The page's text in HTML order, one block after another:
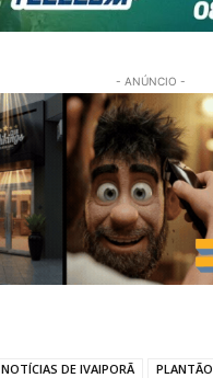
- ANÚNCIO -
NOTÍCIAS DE IVAIPORÃ PLANTÃO